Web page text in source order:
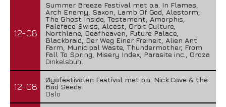
12-08
Summer Breeze Festival met o.a. In Flames,
Arch Enemy, Saxon, Lamb Of God, Alestorm,
The Ghost Inside, Testament, Amorphis,
Paleface Swiss, Alcest, Orbit Culture,
Northlane, Deafheaven, Future Palace,
Blackbraid, Der Weg Einer Freiheit, Alien Ant
Farm, Municipal Waste, Thundermother, From
Fall To Spring, Misery Index, Parasite inc., Groza
Dinkelsbühl
12-08
Øyafestivalen Festival met o.a. Nick Cave & the
Bad Seeds
Oslo